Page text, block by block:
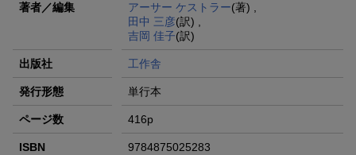
著者／編集 アーサー ケストラー(著) ,
田中 三彦(訳) ,
吉岡 佳子(訳)
出版社 工作舎
発行形態 単行本
ページ数 416p
ISBN 9784875025283